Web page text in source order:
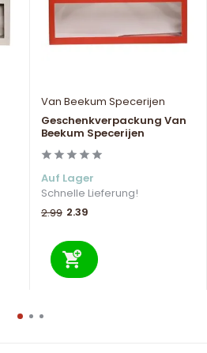
Van Beekum Specerijen
Geschenkverpackung Van
Beekum Specerijen
Auf Lager
Schnelle Lieferung!
2.99 2.39